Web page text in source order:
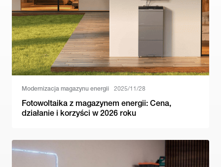
Modernizacja magazynu energii 2025/11/28
Fotowoltaika z magazynem energii: Cena,
działanie i korzyści w 2026 roku